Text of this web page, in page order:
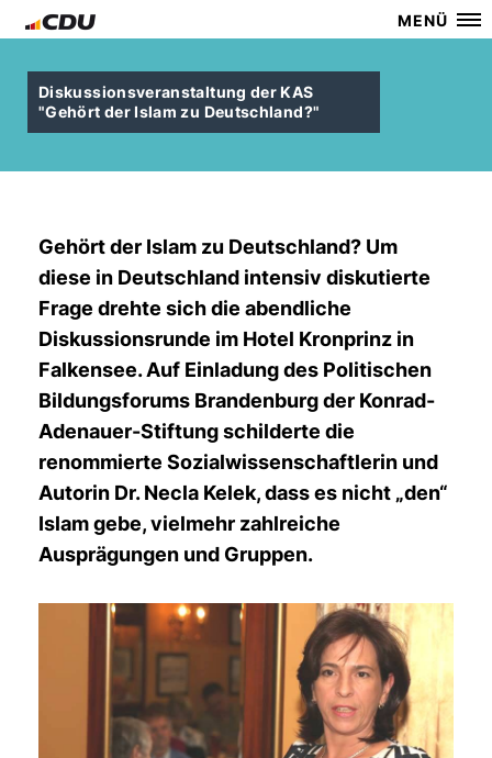
MENÜ
Diskussionsveranstaltung der KAS
"Gehört der Islam zu Deutschland?"
Gehört der Islam zu Deutschland? Um
diese in Deutschland intensiv diskutierte
Frage drehte sich die abendliche
Diskussionsrunde im Hotel Kronprinz in
Falkensee. Auf Einladung des Politischen
Bildungsforums Brandenburg der Konrad-
Adenauer-Stiftung schilderte die
renommierte Sozialwissenschaftlerin und
Autorin Dr. Necla Kelek, dass es nicht „den“
Islam gebe, vielmehr zahlreiche
Ausprägungen und Gruppen.